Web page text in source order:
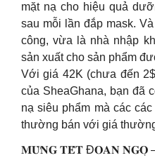
mặt nạ cho hiệu quả
sau mỗi lần đắp mask.
công, vừa là nhà nhập
sản xuất cho sản phẩm
Với giá 42K (chưa đến
của SheaGhana, bạn đã
nạ siêu phẩm mà các
thường bán với giá
𝐌𝐔̛̀𝐍𝐆 𝐓𝐄̂́𝐓 Đ𝐎𝐀𝐍 𝐍𝐆𝐎̣ –